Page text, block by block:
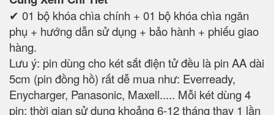
✔ 01 bộ khóa chìa chính + 01 bộ khóa chìa ngăn
phụ + hướng dẫn sử dụng + bảo hành + phiếu giao
hàng.
Lưu ý: pin dùng cho két sắt điện tử đều là pin AA dài
5cm (pin đồng hồ) rất dễ mua như: Everready,
Enycharger, Panasonic, Maxell..... Mỗi két dùng 4
pin; thời gian sử dụng khoảng 6-12 tháng thay 1 lần